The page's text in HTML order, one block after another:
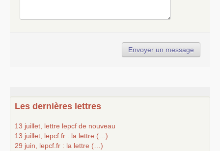
Les dernières lettres
13 juillet, lettre lepcf de nouveau
13 juillet, lepcf.fr : la lettre (…)
29 juin, lepcf.fr : la lettre (…)